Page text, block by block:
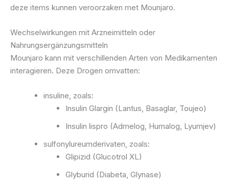
deze items kunnen veroorzaken met Mounjaro.
Wechselwirkungen mit Arzneimitteln oder
Nahrungsergänzungsmitteln
Mounjaro kann mit verschillenden Arten von Medikamenten
interagieren. Deze Drogen omvatten:
insuline, zoals:
Insulin Glargin (Lantus, Basaglar, Toujeo)
Insulin lispro (Admelog, Humalog, Lyumjev)
sulfonylureumderivaten, zoals:
Glipizid (Glucotrol XL)
Glyburid (Diabeta, Glynase)